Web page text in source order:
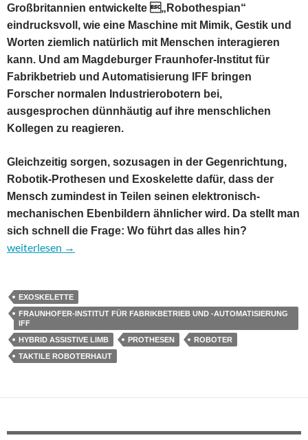
Großbritannien entwickelte „Robothespian“
eindrucksvoll, wie eine Maschine mit Mimik, Gestik und
Worten ziemlich natürlich mit Menschen interagieren
kann. Und am Magdeburger Fraunhofer-Institut für
Fabrikbetrieb und Automatisierung IFF bringen
Forscher normalen Industrierobotern bei,
ausgesprochen dünnhäutig auf ihre menschlichen
Kollegen zu reagieren.
Gleichzeitig sorgen, sozusagen in der Gegenrichtung,
Robotik-Prothesen und Exoskelette dafür, dass der
Mensch zumindest in Teilen seinen elektronisch-
mechanischen Ebenbildern ähnlicher wird. Da stellt man
sich schnell die Frage: Wo führt das alles hin?
Mensch und Roboter – eine Annäherung mit vielen Facetten
weiterlesen →
EXOSKELETTE
FRAUNHOFER-INSTITUT FÜR FABRIKBETRIEB UND -AUTOMATISIERUNG
IFF
HYBRID ASSISTIVE LIMB
PROTHESEN
ROBOTER
TAKTILE ROBOTERHAUT